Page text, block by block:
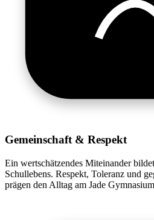
Gemeinschaft & Respekt
Ein wertschätzendes Miteinander
Schullebens. Respekt, Toleranz und
prägen den Alltag am Jade